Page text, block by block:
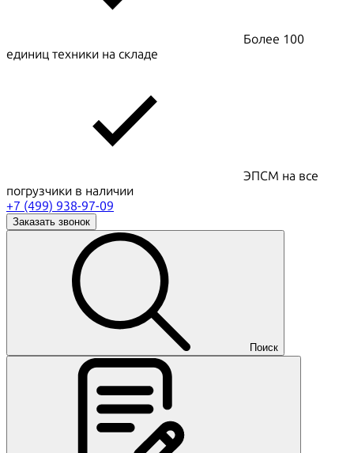
Более 100
единиц техники на складе
ЭПСМ на все
погрузчики в наличии
+7 (499) 938-97-09
Заказать звонок
Поиск